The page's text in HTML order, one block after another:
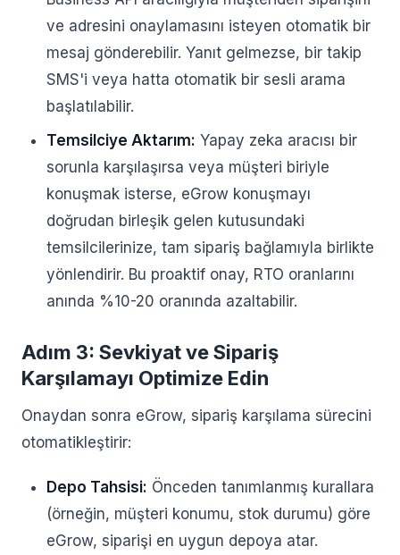
ve adresini onaylamasını isteyen otomatik bir
mesaj gönderebilir. Yanıt gelmezse, bir takip
SMS'i veya hatta otomatik bir sesli arama
başlatılabilir.
Temsilciye Aktarım: Yapay zeka aracısı bir
sorunla karşılaşırsa veya müşteri biriyle
konuşmak isterse, eGrow konuşmayı
doğrudan birleşik gelen kutusundaki
temsilcilerinize, tam sipariş bağlamıyla birlikte
yönlendirir. Bu proaktif onay, RTO oranlarını
anında %10-20 oranında azaltabilir.
Adım 3: Sevkiyat ve Sipariş
Karşılamayı Optimize Edin
Onaydan sonra eGrow, sipariş karşılama sürecini
otomatikleştirir:
Depo Tahsisi: Önceden tanımlanmış kurallara
(örneğin, müşteri konumu, stok durumu) göre
eGrow, siparişi en uygun depoya atar.